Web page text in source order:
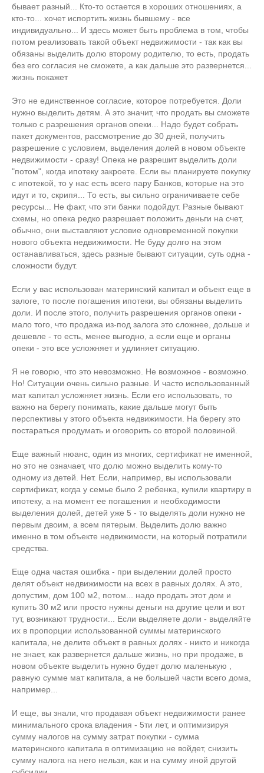
бывает разный... Кто-то остается в хороших отношениях, а
кто-то... хочет испортить жизнь бывшему - все
индивидуально... И здесь может быть проблема в том, чтобы
потом реализовать такой объект недвижимости - так как вы
обязаны выделить долю второму родителю, то есть, продать
без его согласия не сможете, а как дальше это развернется...
жизнь покажет
Это не единственное согласие, которое потребуется. Доли
нужно выделить детям. А это значит, что продать вы сможете
только с разрешения органов опеки... Надо будет собрать
пакет документов, рассмотрение до 30 дней, получить
разрешение с условием, выделения долей в новом объекте
недвижимости - сразу! Опека не разрешит выделить доли
"потом", когда ипотеку закроете. Если вы планируете покупку
с ипотекой, то у нас есть всего пару Банков, которые на это
идут и то, скрипя... То есть, вы сильно ограничиваете себе
ресурсы... Не факт, что эти банки подойдут. Разные бывают
схемы, но опека редко разрешает положить деньги на счет,
обычно, они выставляют условие одновременной покупки
нового объекта недвижимости. Не буду долго на этом
останавливаться, здесь разные бывают ситуации, суть одна -
сложности будут.
Если у вас использован материнский капитал и объект еще в
залоге, то после погашения ипотеки, вы обязаны выделить
доли. И после этого, получить разрешения органов опеки -
мало того, что продажа из-под залога это сложнее, дольше и
дешевле - то есть, менее выгодно, а если еще и органы
опеки - это все усложняет и удлиняет ситуацию.
Я не говорю, что это невозможно. Не возможное - возможно.
Но! Ситуации очень сильно разные. И часто использованный
мат капитал усложняет жизнь. Если его использовать, то
важно на берегу понимать, какие дальше могут быть
перспективы у этого объекта недвижимости. На берегу это
постараться продумать и оговорить со второй половиной.
Еще важный нюанс, один из многих, сертификат не именной,
но это не означает, что долю можно выделить кому-то
одному из детей. Нет. Если, например, вы использовали
сертификат, когда у семье было 2 ребенка, купили квартиру в
ипотеку, а на момент ее погашения и необходимости
выделения долей, детей уже 5 - то выделять доли нужно не
первым двоим, а всем пятерым. Выделить долю важно
именно в том объекте недвижимости, на который потратили
средства.
Еще одна частая ошибка - при выделении долей просто
делят объект недвижимости на всех в равных долях. А это,
допустим, дом 100 м2, потом... надо продать этот дом и
купить 30 м2 или просто нужны деньги на другие цели и вот
тут, возникают трудности... Если выделяете доли - выделяйте
их в пропорции использованной суммы материнского
капитала, не делите объект в равных долях - никто и никогда
не знает, как развернется дальше жизнь, но при продаже, в
новом объекте выделить нужно будет долю маленькую ,
равную сумме мат капитала, а не большей части всего дома,
например...
И еще, вы знали, что продавая объект недвижимости ранее
минимального срока владения - 5ти лет, и оптимизируя
сумму налогов на сумму затрат покупки - сумма
материнского капитала в оптимизацию не войдет, снизить
сумму налога на него нельзя, как и на сумму иной другой